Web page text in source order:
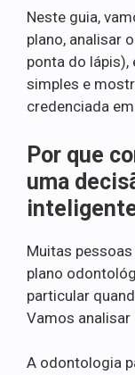
Neste guia,
plano, analisar
ponta do lápis),
simples e
credenciada
Por que
uma
Muitas
plano
particular
Vamos
A odontologia